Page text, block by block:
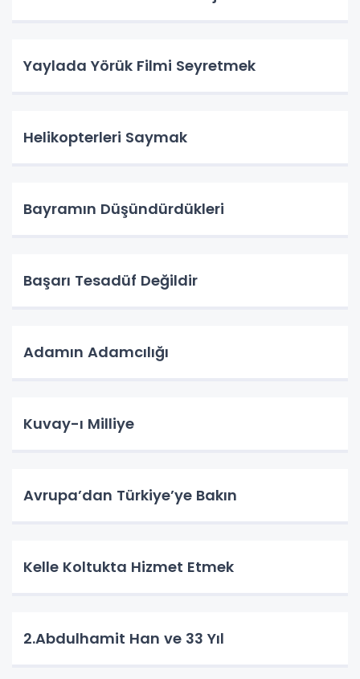
Yaylada Yörük Filmi Seyretmek
Helikopterleri Saymak
Bayramın Düşündürdükleri
Başarı Tesadüf Değildir
Adamın Adamcılığı
Kuvay-ı Milliye
Avrupa’dan Türkiye’ye Bakın
Kelle Koltukta Hizmet Etmek
2.Abdulhamit Han ve 33 Yıl